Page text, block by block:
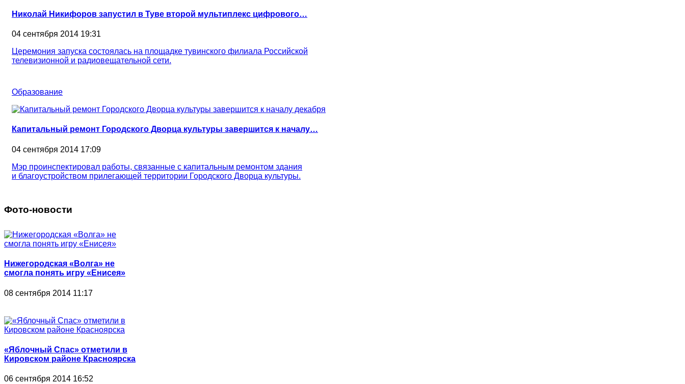
Николай Никифоров запустил в Туве второй мультиплекс цифрового…
04 сентября 2014 19:31
Церемония запуска состоялась на площадке тувинского филиала Российской
телевизионной и радиовещательной сети.
Образование
Капитальный ремонт Городского Дворца культуры завершится к началу…
04 сентября 2014 17:09
Мэр проинспектировал работы, связанные с капитальным ремонтом здания
и благоустройством прилегающей территории Городского Дворца культуры.
Фото-новости
Нижегородская «Волга» не
смогла понять игру «Енисея»
08 сентября 2014 11:17
«Яблочный Спас» отметили в
Кировском районе Красноярска
06 сентября 2014 16:52